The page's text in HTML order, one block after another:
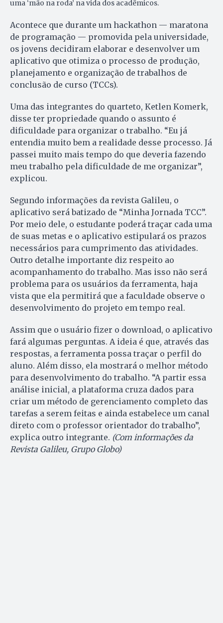
uma ‘mão na roda’ na vida dos acadêmicos.
Acontece que durante um hackathon — maratona
de programação — promovida pela universidade,
os jovens decidiram elaborar e desenvolver um
aplicativo que otimiza o processo de produção,
planejamento e organização de trabalhos de
conclusão de curso (TCCs).
Uma das integrantes do quarteto, Ketlen Komerk,
disse ter propriedade quando o assunto é
dificuldade para organizar o trabalho. “Eu já
entendia muito bem a realidade desse processo. Já
passei muito mais tempo do que deveria fazendo
meu trabalho pela dificuldade de me organizar”,
explicou.
Segundo informações da revista Galileu, o
aplicativo será batizado de “Minha Jornada TCC”.
Por meio dele, o estudante poderá traçar cada uma
de suas metas e o aplicativo estipulará os prazos
necessários para cumprimento das atividades.
Outro detalhe importante diz respeito ao
acompanhamento do trabalho. Mas isso não será
problema para os usuários da ferramenta, haja
vista que ela permitirá que a faculdade observe o
desenvolvimento do projeto em tempo real.
Assim que o usuário fizer o download, o aplicativo
fará algumas perguntas. A ideia é que, através das
respostas, a ferramenta possa traçar o perfil do
aluno. Além disso, ela mostrará o melhor método
para desenvolvimento do trabalho. “A partir essa
análise inicial, a plataforma cruza dados para
criar um método de gerenciamento completo das
tarefas a serem feitas e ainda estabelece um canal
direto com o professor orientador do trabalho”,
explica outro integrante. (Com informações da
Revista Galileu, Grupo Globo)